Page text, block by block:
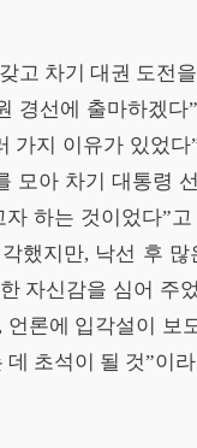
고 차기 대권 도전
경선에 출마하겠
가지 이유가 있었
모아 차기 대통령
하는 것이었다”
했지만, 낙선 후
자신감을 심어 주
론에 입각설이 보
초석이 될 것”이